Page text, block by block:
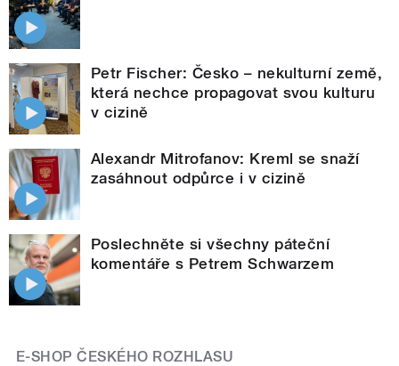
Petr Fischer: Česko – nekulturní země,
která nechce propagovat svou kulturu
v cizině
Alexandr Mitrofanov: Kreml se snaží
zasáhnout odpůrce i v cizině
Poslechněte si všechny páteční
komentáře s Petrem Schwarzem
E-SHOP ČESKÉHO ROZHLASU